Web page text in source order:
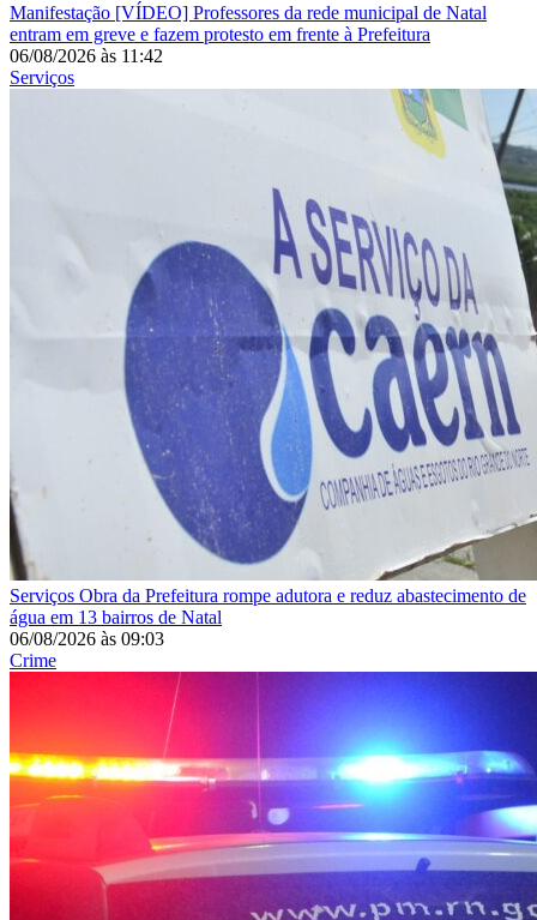
Manifestação [VÍDEO] Professores da rede municipal de Natal
entram em greve e fazem protesto em frente à Prefeitura
06/08/2026 às 11:42
Serviços
Serviços Obra da Prefeitura rompe adutora e reduz abastecimento de
água em 13 bairros de Natal
06/08/2026 às 09:03
Crime